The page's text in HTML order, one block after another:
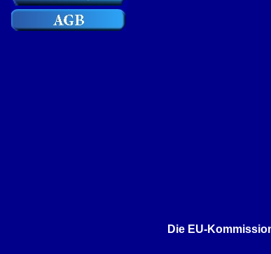
Die EU-